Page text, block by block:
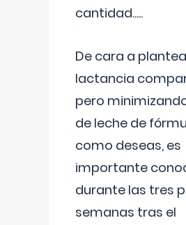
cantidad.....
De cara a
lactancia
pero
de leche de
como deseas, es
importante
durante las tres
semanas tras el